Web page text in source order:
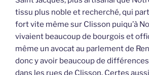
tissu plus noble et recherché, qui
fort vite même sur Clisson puiqu’à
vivaient beaucoup de bourgois et
même un avocat au parlement de
donc y avoir beaucoup de